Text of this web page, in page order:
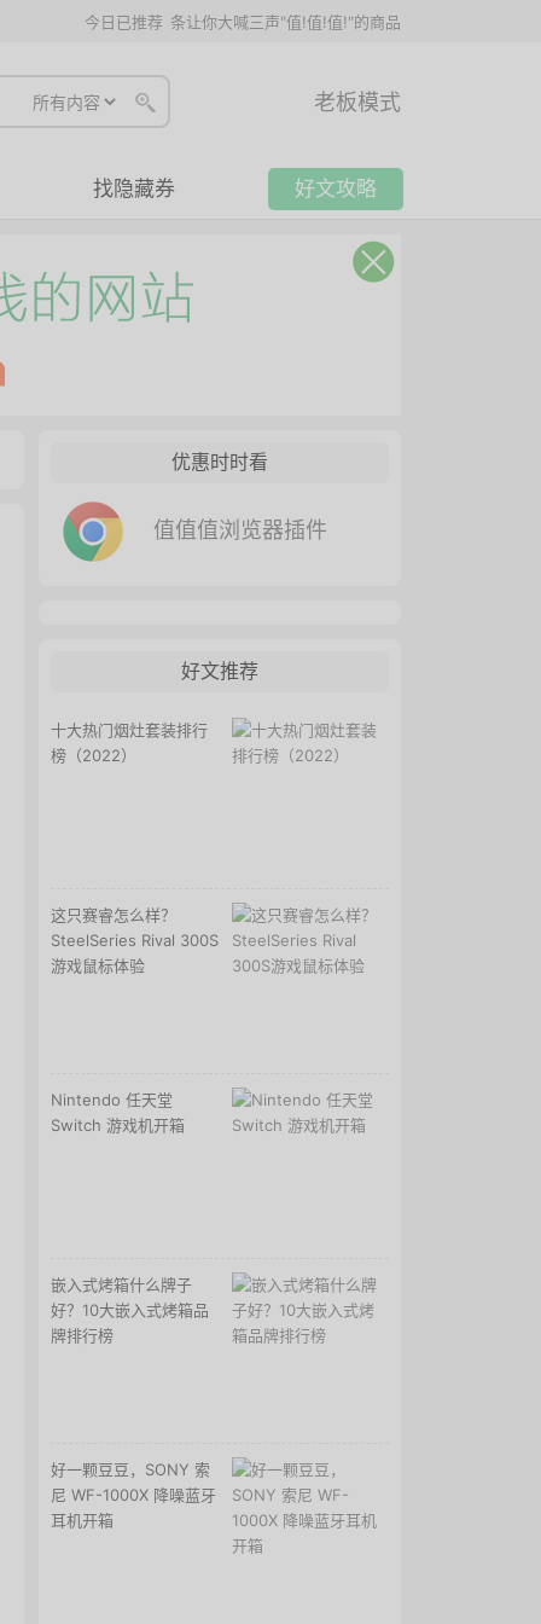
今日已推荐 条让你大喊三声"值!值!值!"的商品
老板模式
找隐藏券 好文攻略
优惠时时看
值值值浏览器插件
好文推荐
十大热门烟灶套装排行
榜（2022）
这只赛睿怎么样？
SteelSeries Rival 300S
游戏鼠标体验
Nintendo 任天堂
Switch 游戏机开箱
嵌入式烤箱什么牌子
好？10大嵌入式烤箱品
牌排行榜
好一颗豆豆，SONY 索
尼 WF-1000X 降噪蓝牙
耳机开箱